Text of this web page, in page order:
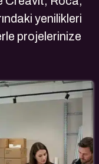
yenilikleri
projelerinize